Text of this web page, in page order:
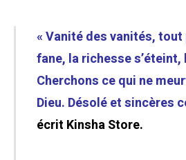
« Vanité des vanités,
fane, la richesse s’éteint,
Cherchons ce qui ne
Dieu. Désolé et sincères
écrit Kinsha Store.